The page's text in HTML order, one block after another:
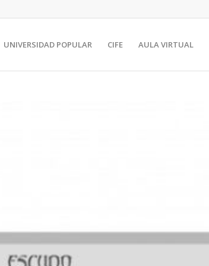
UNIVERSIDAD POPULAR CIFE AULA VIRTUAL